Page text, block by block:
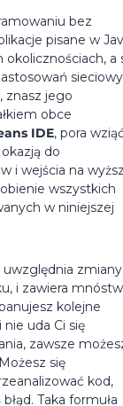
bez
pisane w
okolicznościach, a
znasz jego
obce
IDE, pora
do
i wejścia na
wszystkich
w niniejszej
i zawiera
kolejne
uda Ci się
zawsze
się
kod,
Taka formuła